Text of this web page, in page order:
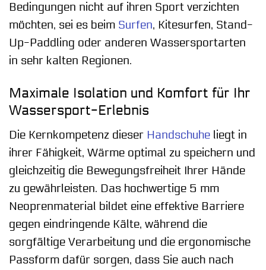
Bedingungen nicht auf ihren Sport verzichten
möchten, sei es beim Surfen, Kitesurfen, Stand-
Up-Paddling oder anderen Wassersportarten
in sehr kalten Regionen.
Maximale Isolation und Komfort für Ihr
Wassersport-Erlebnis
Die Kernkompetenz dieser Handschuhe liegt in
ihrer Fähigkeit, Wärme optimal zu speichern und
gleichzeitig die Bewegungsfreiheit Ihrer Hände
zu gewährleisten. Das hochwertige 5 mm
Neoprenmaterial bildet eine effektive Barriere
gegen eindringende Kälte, während die
sorgfältige Verarbeitung und die ergonomische
Passform dafür sorgen, dass Sie auch nach